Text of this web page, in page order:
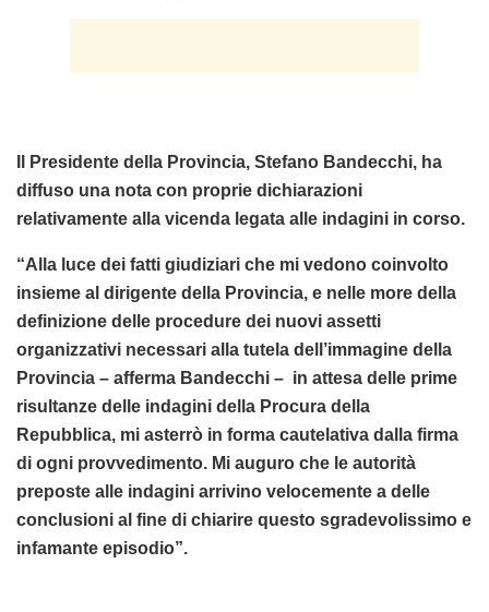
Il Presidente della Provincia, Stefano Bandecchi, ha
diffuso una nota con proprie dichiarazioni
relativamente alla vicenda legata alle indagini in corso.
“Alla luce dei fatti giudiziari che mi vedono coinvolto
insieme al dirigente della Provincia, e nelle more della
definizione delle procedure dei nuovi assetti
organizzativi necessari alla tutela dell’immagine della
Provincia – afferma Bandecchi – in attesa delle prime
risultanze delle indagini della Procura della
Repubblica, mi asterrò in forma cautelativa dalla firma
di ogni provvedimento. Mi auguro che le autorità
preposte alle indagini arrivino velocemente a delle
conclusioni al fine di chiarire questo sgradevolissimo e
infamante episodio”.